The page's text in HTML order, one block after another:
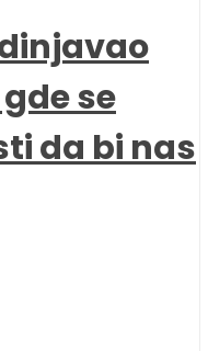
se
da bi nas